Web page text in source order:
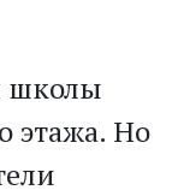
школы
этажа. Но